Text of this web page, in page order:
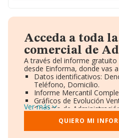
Acceda a toda
comercial de
A través del informe
desde Einforma, donde vas
Datos identificativos:
Teléfono, Domicilio.
Informe Mercantil
Gráficos de Evolución
Consejo de
Directivos y Ejecutivos.
Accionistas.
Participaciones y
Ver más
QUIERO MI